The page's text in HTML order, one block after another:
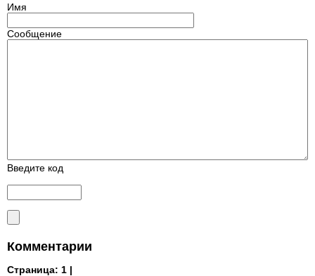
Имя
Сообщение
Введите код
Комментарии
Страница: 1 |